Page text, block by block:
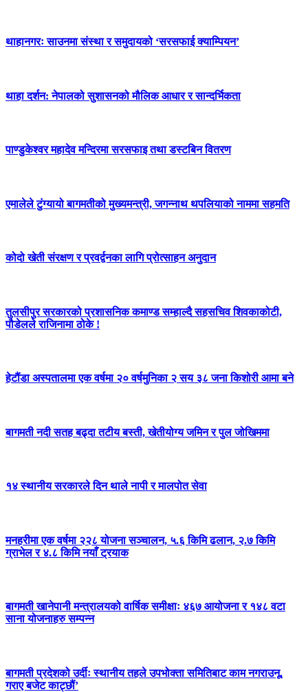
थाहानगरः साउनमा संस्था र समुदायको ‘सरसफाई क्याम्पियन’
थाहा दर्शन: नेपालको सुशासनको मौलिक आधार र सान्दर्भिकता
पाण्डुकेश्वर महादेव मन्दिरमा सरसफाइ तथा डस्टबिन वितरण
एमालेले टुंग्यायो बागमतीको मुख्यमन्त्री, जगन्नाथ थपलियाको नाममा सहमति
कोदो खेती संरक्षण र प्रवर्द्वनका लागि प्रोत्साहन अनुदान
तुलसीपुर सरकारको प्रशासनिक कमाण्ड सम्हाल्दै सहसचिव शिवकाकोटी,
पौडेलले राजिनामा ठोके !
हेटौंडा अस्पतालमा एक वर्षमा २० वर्षमुनिका २ सय ३८ जना किशोरी आमा बने
बागमती नदी सतह बढ्दा तटीय बस्ती, खेतीयोग्य जमिन र पुल जोखिममा
१४ स्थानीय सरकारले दिन थाले नापी र मालपोत सेवा
मनहरीमा एक वर्षमा २२८ योजना सञ्चालन, ५.६ किमि ढलान, २.७ किमि
ग्राभेल र ४.८ किमि नयाँ ट्रयाक
बागमती खानेपानी मन्त्रालयको वार्षिक समीक्षाः ४६७ आयोजना र १४८ वटा
साना योजनाहरु सम्पन्न
बागमती प्रदेशको उर्दीः स्थानीय तहले उपभोक्ता समितिबाट काम नगराउनू,
गराए बजेट काट्छौं’